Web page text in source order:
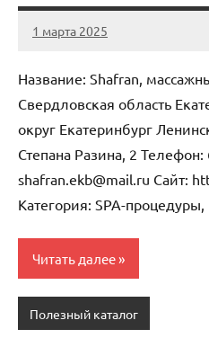
1 марта 2025
Anisa
Нет
Название: Shafran,
Свердловская область
округ Екатеринбург
Степана Разина, 2
shafran.ekb@mail.ru Cайт:
Категория: SPA-
Читать далее
Полезный каталог